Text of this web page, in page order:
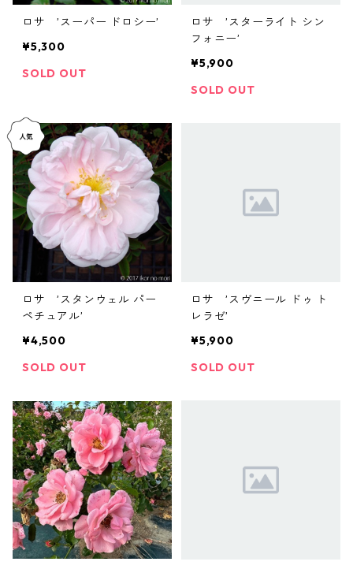
ロサ ’スーパー ドロシー’
¥5,300
SOLD OUT
ロサ ’スターライト シン
フォニー’
¥5,900
SOLD OUT
ロサ ’スタンウェル パー
ペチュアル’
¥4,500
SOLD OUT
ロサ ’スヴニール ドゥ ト
レラゼ’
¥5,900
SOLD OUT